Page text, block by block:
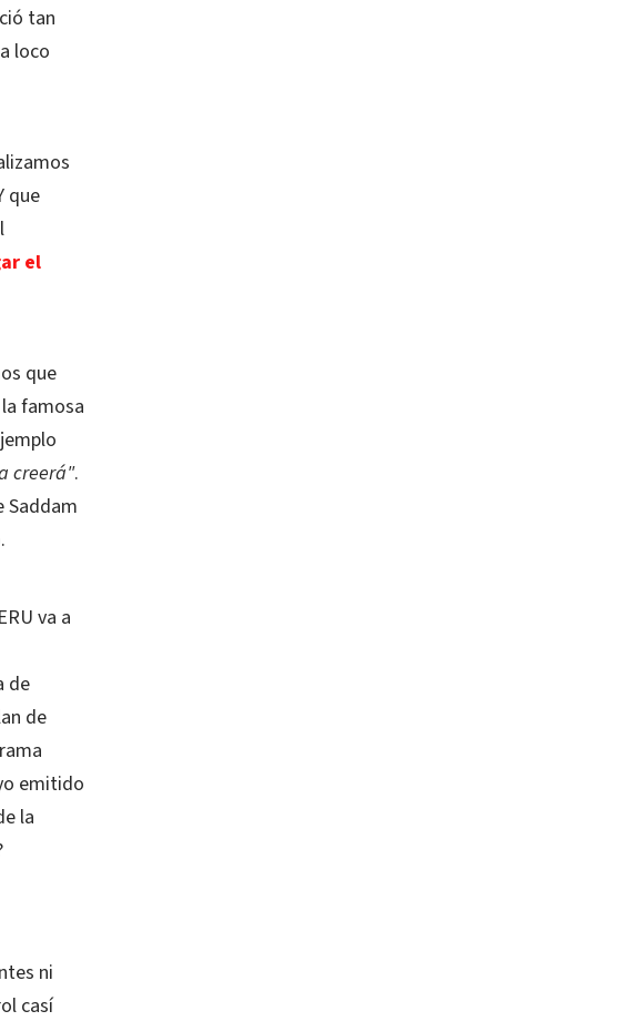
tan
loco
que
el
que
famosa
creerá".
Saddam
va a
de
de
emitido
la
ni
casí